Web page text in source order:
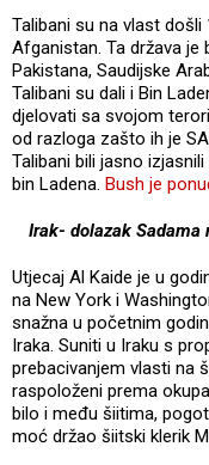
Talibani su na vlast
Afganistan. Ta država je
Pakistana, Saudijske
Talibani su dali i Bin
djelovati sa svojom
od razloga zašto ih je
Talibani bili jasno
bin Ladena. Bush je
Irak- dolazak Sadama
Utjecaj Al Kaide je u
na New York i
snažna u početnim
Iraka. Suniti u Iraku s
prebacivanjem vlasti na
raspoloženi prema
bilo i među šiitima,
moć držao šiitski klerik